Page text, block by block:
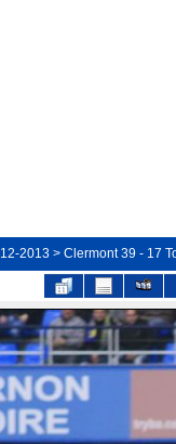
2013 > Clermont 39 - 17